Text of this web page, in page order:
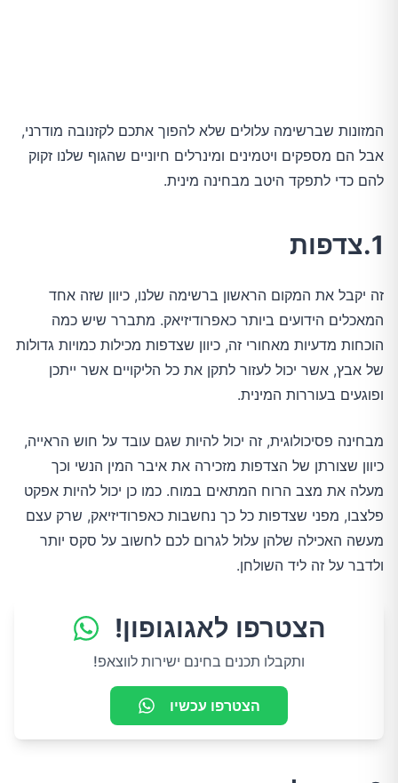
המזונות שברשימה עלולים שלא להפוך אתכם לקזנובה מודרני,
אבל הם מספקים ויטמינים ומינרלים חיוניים שהגוף שלנו זקוק
להם כדי לתפקד היטב מבחינה מינית.
1.צדפות
זה יקבל את המקום הראשון ברשימה שלנו, כיוון שזה אחד
המאכלים הידועים ביותר כאפרודיזיאק. מתברר שיש כמה
הוכחות מדעיות מאחורי זה, כיוון שצדפות מכילות כמויות גדולות
של אבץ, אשר יכול לעזור לתקן את כל הליקויים אשר ייתכן
ופוגעים בעוררות המינית.
מבחינה פסיכולוגית, זה יכול להיות שגם עובד על חוש הראייה,
כיוון שצורתן של הצדפות מזכירה את איבר המין הנשי וכך
מעלה את מצב הרוח המתאים במוח. כמו כן יכול להיות אפקט
פלצבו, מפני שצדפות כל כך נחשבות כאפרודיזיאק, שרק עצם
מעשה האכילה שלהן עלול לגרום לכם לחשוב על סקס יותר
ולדבר על זה ליד השולחן.
הצטרפו לאגוגופון!
ותקבלו תכנים בחינם ישירות לווצאפ!
הצטרפו עכשיו